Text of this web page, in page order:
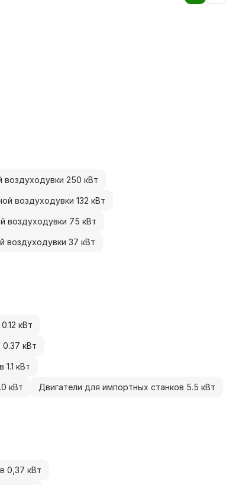
воздуходувки 250 кВт
воздуходувки 132 кВт
воздуходувки 75 кВт
воздуходувки 37 кВт
кВт
кВт
кВт
кВт Двигатели для импортных станков 5.5 кВт
0,37 кВт